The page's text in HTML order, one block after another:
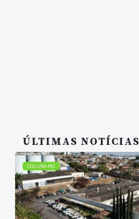
ÚLTIMAS NOTÍCIAS
COLUNA MG